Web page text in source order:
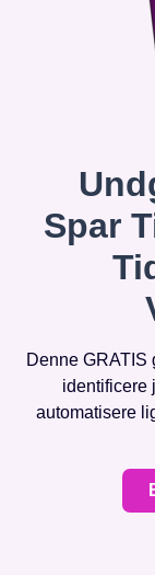
Spar
Denne
identificere
automatisere